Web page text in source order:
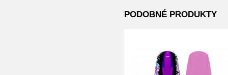
PODOBNÉ PRODUKTY